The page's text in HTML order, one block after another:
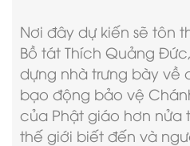
Nơi đây dự kiến sẽ tôn
Bồ tát Thích Quảng
dựng nhà trưng bày về
bạo động bảo vệ
của Phật giáo hơn
thế giới biết đến và